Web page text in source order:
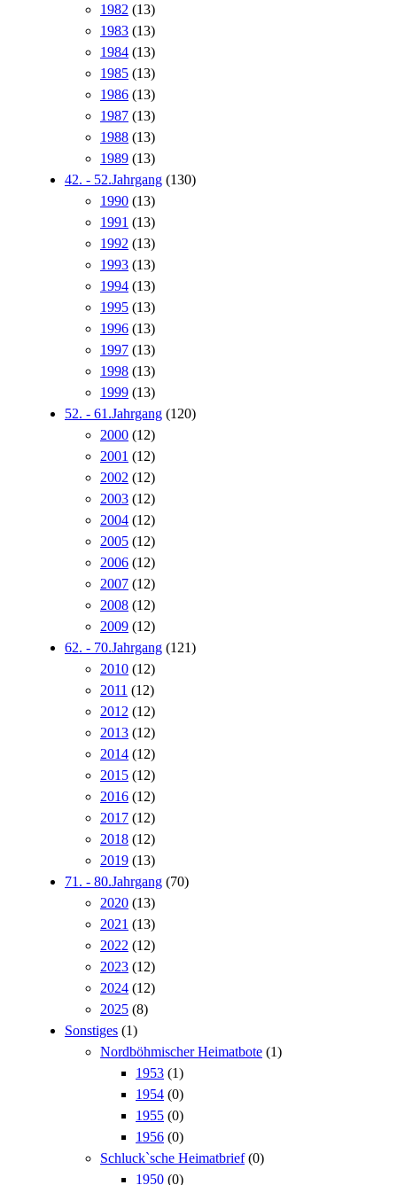
1982 (13)
1983 (13)
1984 (13)
1985 (13)
1986 (13)
1987 (13)
1988 (13)
1989 (13)
42. - 52.Jahrgang (130)
1990 (13)
1991 (13)
1992 (13)
1993 (13)
1994 (13)
1995 (13)
1996 (13)
1997 (13)
1998 (13)
1999 (13)
52. - 61.Jahrgang (120)
2000 (12)
2001 (12)
2002 (12)
2003 (12)
2004 (12)
2005 (12)
2006 (12)
2007 (12)
2008 (12)
2009 (12)
62. - 70.Jahrgang (121)
2010 (12)
2011 (12)
2012 (12)
2013 (12)
2014 (12)
2015 (12)
2016 (12)
2017 (12)
2018 (12)
2019 (13)
71. - 80.Jahrgang (70)
2020 (13)
2021 (13)
2022 (12)
2023 (12)
2024 (12)
2025 (8)
Sonstiges (1)
Nordböhmischer Heimatbote (1)
1953 (1)
1954 (0)
1955 (0)
1956 (0)
Schluck`sche Heimatbrief (0)
1950 (0)